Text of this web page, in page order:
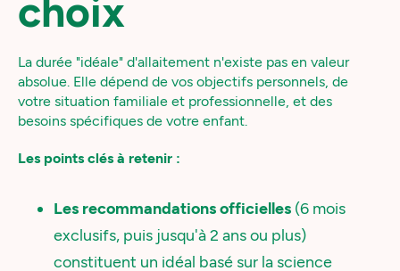
choix
La durée "idéale" d'allaitement n'existe pas en valeur
absolue. Elle dépend de vos objectifs personnels, de
votre situation familiale et professionnelle, et des
besoins spécifiques de votre enfant.
Les points clés à retenir :
Les recommandations officielles (6 mois
exclusifs, puis jusqu'à 2 ans ou plus)
constituent un idéal basé sur la science